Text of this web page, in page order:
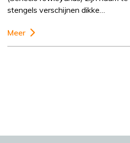
stengels verschijnen dikke…
Meer